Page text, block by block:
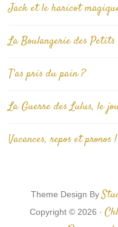
Jack et le haricot
La Boulangerie des Petits
T’as pris du pain ?
La Guerre des Lulus, le
Vacances, repos et pronos !
Theme Design By
Copyright © 2026 ·